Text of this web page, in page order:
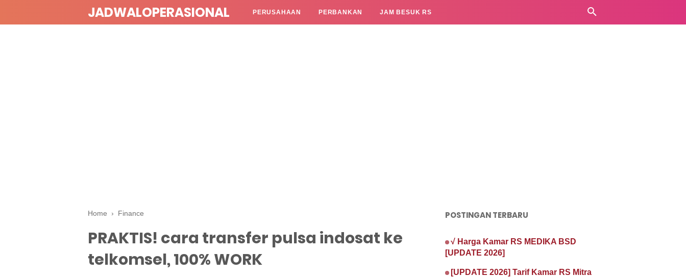
JADWALOPERASIONAL PERUSAHAAN PERBANKAN JAM BESUK RS
Home › Finance
PRAKTIS! cara transfer pulsa indosat ke
telkomsel, 100% WORK
POSTINGAN TERBARU
√ Harga Kamar RS MEDIKA BSD
[UPDATE 2026]
[UPDATE 2026] Tarif Kamar RS Mitra